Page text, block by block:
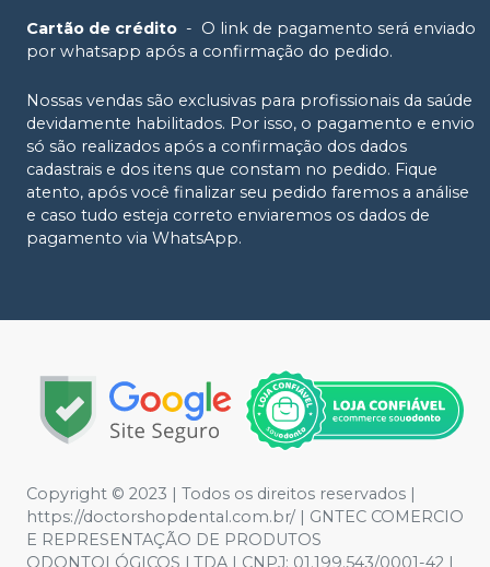
Cartão de crédito - O link de pagamento será enviado
por whatsapp após a confirmação do pedido.
Nossas vendas são exclusivas para profissionais da saúde
devidamente habilitados. Por isso, o pagamento e envio
só são realizados após a confirmação dos dados
cadastrais e dos itens que constam no pedido. Fique
atento, após você finalizar seu pedido faremos a análise
e caso tudo esteja correto enviaremos os dados de
pagamento via WhatsApp.
Copyright © 2023 | Todos os direitos reservados |
https://doctorshopdental.com.br/ | GNTEC COMERCIO
E REPRESENTAÇÃO DE PRODUTOS
ODONTOLÓGICOS LTDA | CNPJ: 01.199.543/0001-42 |